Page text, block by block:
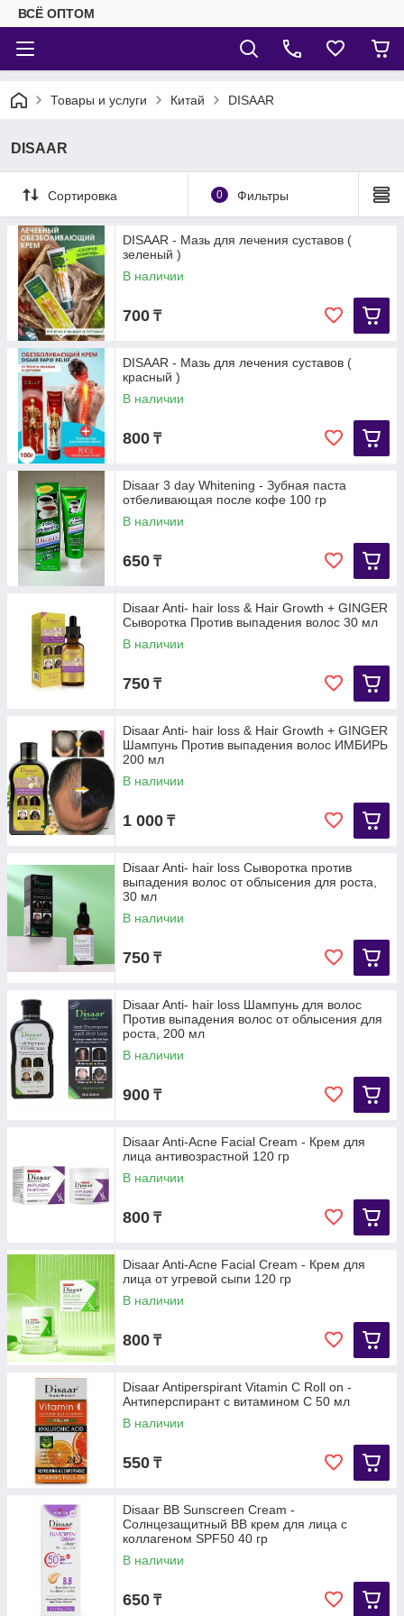
ВСЁ ОПТОМ
Товары и услуги Китай DISAAR
DISAAR
Сортировка 0 Фильтры
DISAAR - Мазь для лечения суставов (
зеленый )
В наличии
700 ₸
DISAAR - Мазь для лечения суставов (
красный )
В наличии
800 ₸
Disaar 3 day Whitening - Зубная паста
отбеливающая после кофе 100 гр
В наличии
650 ₸
Disaar Anti- hair loss & Hair Growth + GINGER
Сыворотка Против выпадения волос 30 мл
В наличии
750 ₸
Disaar Anti- hair loss & Hair Growth + GINGER
Шампунь Против выпадения волос ИМБИРЬ
200 мл
В наличии
1 000 ₸
Disaar Anti- hair loss Сыворотка против
выпадения волос от облысения для роста,
30 мл
В наличии
750 ₸
Disaar Anti- hair loss Шампунь для волос
Против выпадения волос от облысения для
роста, 200 мл
В наличии
900 ₸
Disaar Anti-Acne Facial Cream - Крем для
лица антивозрастной 120 гр
В наличии
800 ₸
Disaar Anti-Acne Facial Cream - Крем для
лица от угревой сыпи 120 гр
В наличии
800 ₸
Disaar Antiperspirant Vitamin C Roll on -
Антиперспирант с витамином С 50 мл
В наличии
550 ₸
Disaar BB Sunscreen Cream -
Солнцезащитный ВВ крем для лица с
коллагеном SPF50 40 гр
В наличии
650 ₸